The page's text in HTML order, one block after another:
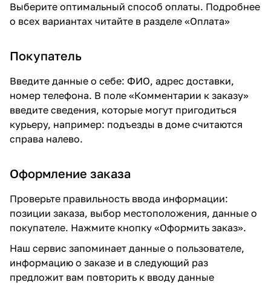
Выберите оптимальный способ оплаты. Подробнее
о всех вариантах читайте в разделе «Оплата»
Покупатель
Введите данные о себе: ФИО, адрес доставки,
номер телефона. В поле «Комментарии к заказу»
введите сведения, которые могут пригодиться
курьеру, например: подъезды в доме считаются
справа налево.
Оформление заказа
Проверьте правильность ввода информации:
позиции заказа, выбор местоположения, данные о
покупателе. Нажмите кнопку «Оформить заказ».
Наш сервис запоминает данные о пользователе,
информацию о заказе и в следующий раз
предложит вам повторить к вводу данные